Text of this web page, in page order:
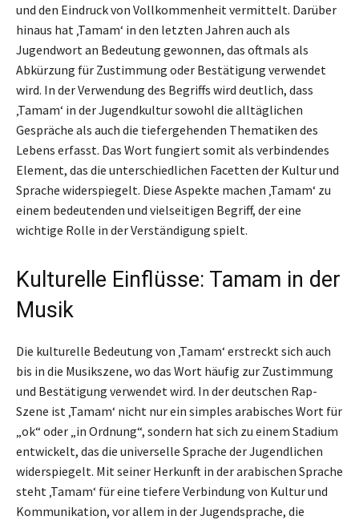
und den Eindruck von Vollkommenheit vermittelt. Darüber
hinaus hat ‚Tamam‘ in den letzten Jahren auch als
Jugendwort an Bedeutung gewonnen, das oftmals als
Abkürzung für Zustimmung oder Bestätigung verwendet
wird. In der Verwendung des Begriffs wird deutlich, dass
‚Tamam‘ in der Jugendkultur sowohl die alltäglichen
Gespräche als auch die tiefergehenden Thematiken des
Lebens erfasst. Das Wort fungiert somit als verbindendes
Element, das die unterschiedlichen Facetten der Kultur und
Sprache widerspiegelt. Diese Aspekte machen ‚Tamam‘ zu
einem bedeutenden und vielseitigen Begriff, der eine
wichtige Rolle in der Verständigung spielt.
Kulturelle Einflüsse: Tamam in der
Musik
Die kulturelle Bedeutung von ‚Tamam‘ erstreckt sich auch
bis in die Musikszene, wo das Wort häufig zur Zustimmung
und Bestätigung verwendet wird. In der deutschen Rap-
Szene ist ‚Tamam‘ nicht nur ein simples arabisches Wort für
„ok“ oder „in Ordnung“, sondern hat sich zu einem Stadium
entwickelt, das die universelle Sprache der Jugendlichen
widerspiegelt. Mit seiner Herkunft in der arabischen Sprache
steht ‚Tamam‘ für eine tiefere Verbindung von Kultur und
Kommunikation, vor allem in der Jugendsprache, die